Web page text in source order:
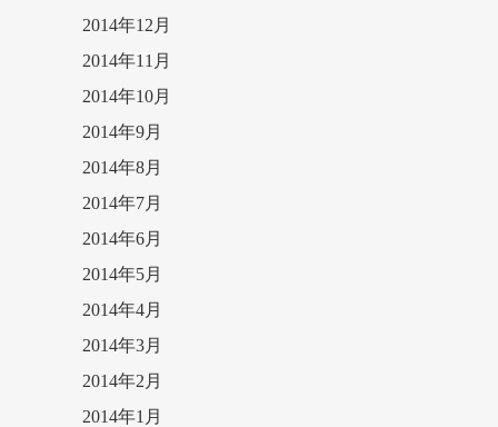
2014年12月
2014年11月
2014年10月
2014年9月
2014年8月
2014年7月
2014年6月
2014年5月
2014年4月
2014年3月
2014年2月
2014年1月